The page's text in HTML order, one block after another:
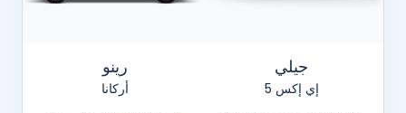
رينو
أركانا
جيلي
إي إكس 5